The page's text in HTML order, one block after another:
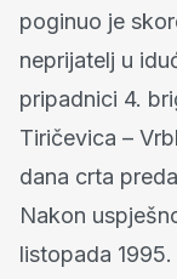
poginuo je
neprijatelj u
pripadnici 4.
Tiričevica –
dana crta
Nakon
listopada